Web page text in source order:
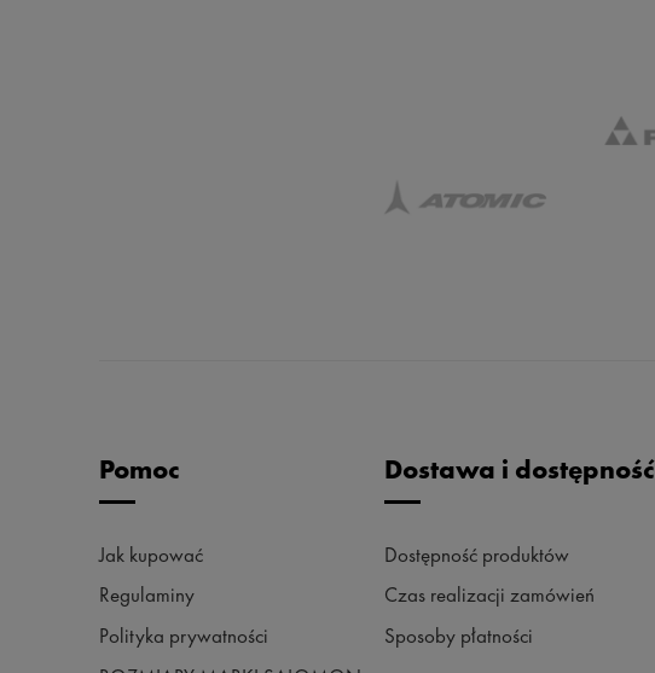
Pomoc
Jak kupować
Regulaminy
Polityka prywatności
Dostawa i dostępność
Dostępność produktów
Czas realizacji zamówień
Sposoby płatności